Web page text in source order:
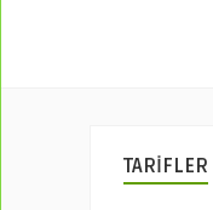
TARİFLER